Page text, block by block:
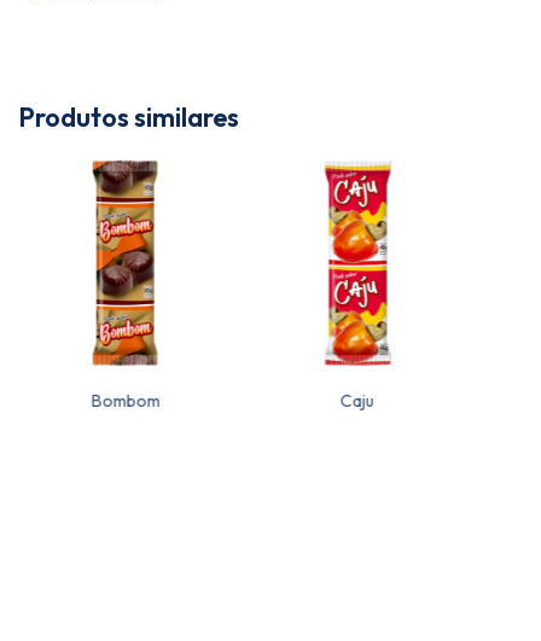
Produtos similares
Bombom Caju